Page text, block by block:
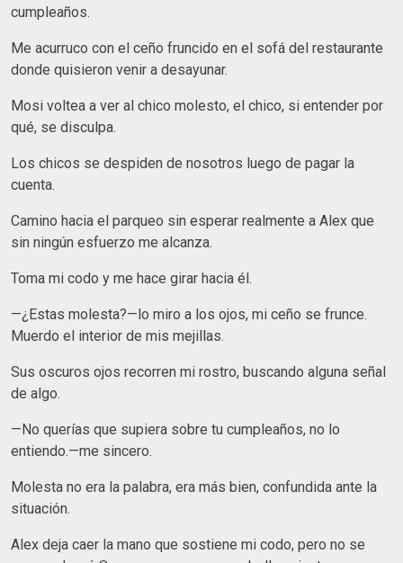
cumpleaños.
Me acurruco con el ceño fruncido en el sofá del restaurante
donde quisieron venir a desayunar.
Mosi voltea a ver al chico molesto, el chico, si entender por
qué, se disculpa.
Los chicos se despiden de nosotros luego de pagar la
cuenta.
Camino hacia el parqueo sin esperar realmente a Alex que
sin ningún esfuerzo me alcanza.
Toma mi codo y me hace girar hacia él.
—¿Estas molesta?—lo miro a los ojos, mi ceño se frunce.
Muerdo el interior de mis mejillas.
Sus oscuros ojos recorren mi rostro, buscando alguna señal
de algo.
—No querías que supiera sobre tu cumpleaños, no lo
entiendo.—me sincero.
Molesta no era la palabra, era más bien, confundida ante la
situación.
Alex deja caer la mano que sostiene mi codo, pero no se